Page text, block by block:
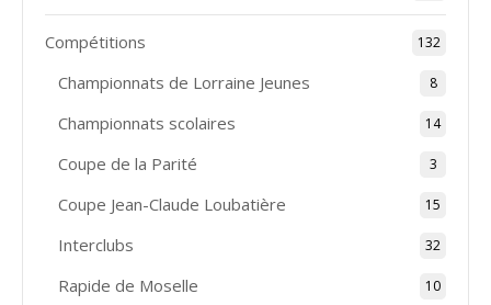
Compétitions 132
Championnats de Lorraine Jeunes 8
Championnats scolaires 14
Coupe de la Parité 3
Coupe Jean-Claude Loubatière 15
Interclubs 32
Rapide de Moselle 10